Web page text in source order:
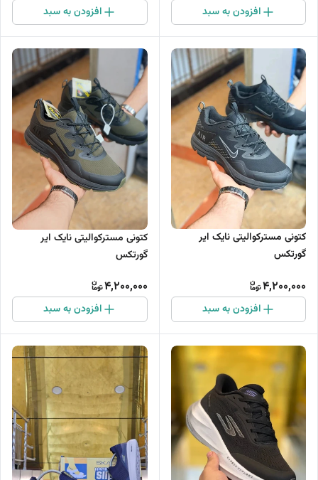
افزودن به سبد افزودن به سبد
کتونی مسترکوالیتی نایک ایر
گورتکس
4,200,000
افزودن به سبد
کتونی مسترکوالیتی نایک ایر
گورتکس
4,200,000
افزودن به سبد